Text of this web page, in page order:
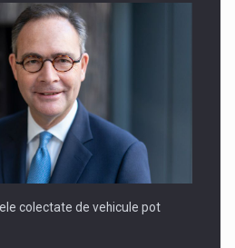
in Romania printr-o a
colectate de vehicule pot